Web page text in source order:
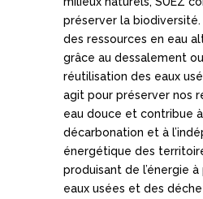
préserver la biodiversité.
des ressources en eau
grâce au dessalement
réutilisation des eaux
agit pour préserver nos
eau douce et contribue
décarbonation et à
énergétique des
produisant de l’énergie
eaux usées et des